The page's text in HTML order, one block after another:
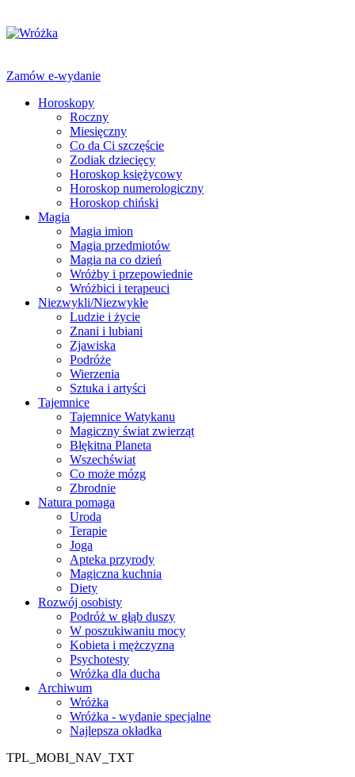
Zamów e-wydanie
Horoskopy
Roczny
Miesięczny
Co da Ci szczęście
Zodiak dziecięcy
Horoskop księżycowy
Horoskop numerologiczny
Horoskop chiński
Magia
Magia imion
Magia przedmiotów
Magia na co dzień
Wróżby i przepowiednie
Wróżbici i terapeuci
Niezwykli/Niezwykłe
Ludzie i życie
Znani i lubiani
Zjawiska
Podróże
Wierzenia
Sztuka i artyści
Tajemnice
Tajemnice Watykanu
Magiczny świat zwierząt
Błękitna Planeta
Wszechświat
Co może mózg
Zbrodnie
Natura pomaga
Uroda
Terapie
Joga
Apteka przyrody
Magiczna kuchnia
Diety
Rozwój osobisty
Podróż w głąb duszy
W poszukiwaniu mocy
Kobieta i mężczyzna
Psychotesty
Wróżka dla ducha
Archiwum
Wróżka
Wróżka - wydanie specjalne
Najlepsza okładka
TPL_MOBI_NAV_TXT